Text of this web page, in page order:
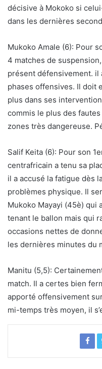
décisive à Mokoko si
dans les dernières
Mukoko Amale (6): Pour
4 matches de
présent défensivement. il
phases offensives. Il doit
plus dans ses
commis le plus des
zones très dangereuse.
Salif Keita (6): Pour son
centrafricain a tenu sa
il a accusé la fatigue dès
problèmes physique. Il
Mukoko Mayayi (45è) qui
tenant le ballon mais qui
occasions nettes de
les dernières minutes du
Manitu (5,5):
match. Il a certes bien
apporté offensivement
mi-temps très moyen, il